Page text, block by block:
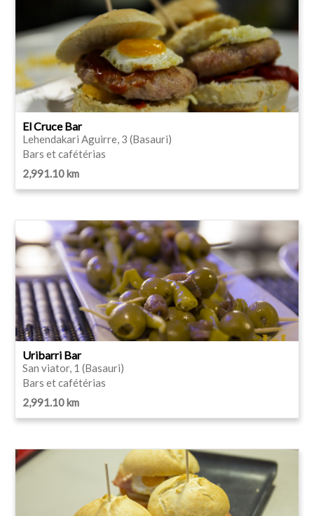
El Cruce Bar
Lehendakari Aguirre, 3 (Basauri)
Bars et cafétérias
2,991.10 km
Uribarri Bar
San viator, 1 (Basauri)
Bars et cafétérias
2,991.10 km